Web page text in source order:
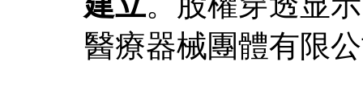
醫療器械團體有限